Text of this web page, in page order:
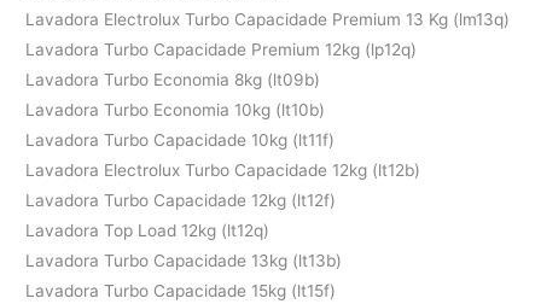
Lavadora Electrolux Turbo Capacidade Premium 13 Kg (lm13q)
Lavadora Turbo Capacidade Premium 12kg (lp12q)
Lavadora Turbo Economia 8kg (lt09b)
Lavadora Turbo Economia 10kg (lt10b)
Lavadora Turbo Capacidade 10kg (lt11f)
Lavadora Electrolux Turbo Capacidade 12kg (lt12b)
Lavadora Turbo Capacidade 12kg (lt12f)
Lavadora Top Load 12kg (lt12q)
Lavadora Turbo Capacidade 13kg (lt13b)
Lavadora Turbo Capacidade 15kg (lt15f)